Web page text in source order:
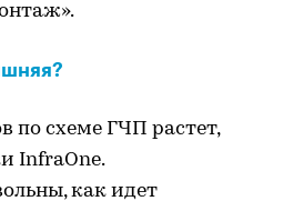
по схеме ГЧП растет,
InfraOne.
как идет